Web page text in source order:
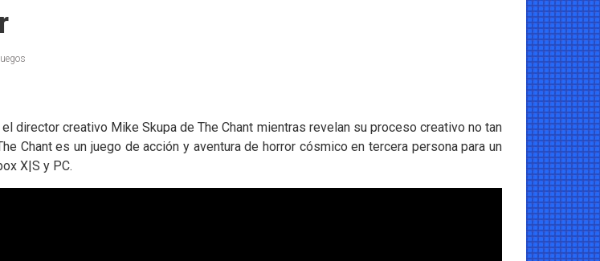
director creativo Mike Skupa de The Chant mientras revelan su proceso creativo no tan
Chant es un juego de acción y aventura de horror cósmico en tercera persona para un
X|S y PC.